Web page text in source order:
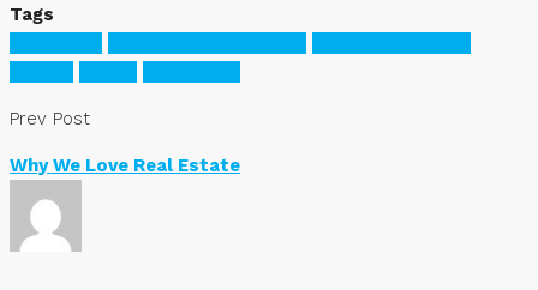
Tags
Prev Post
Why We Love Real Estate